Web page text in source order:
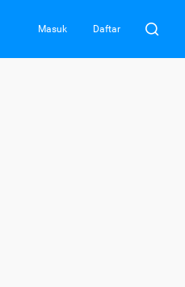
Masuk Daftar